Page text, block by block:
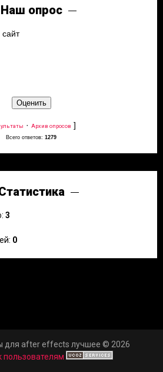
Наш опрос
· Архив опросов ]
Всего ответов: 1279
3
0
для after effects лучшее © 2026